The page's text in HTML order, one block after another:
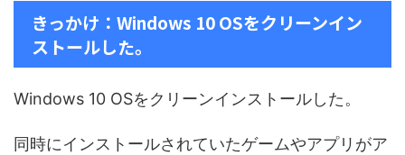
きっかけ：Windows 10 OSをクリーンイン
ストールした。
Windows 10 OSをクリーンインストールした。
同時にインストールされていたゲームやアプリがア